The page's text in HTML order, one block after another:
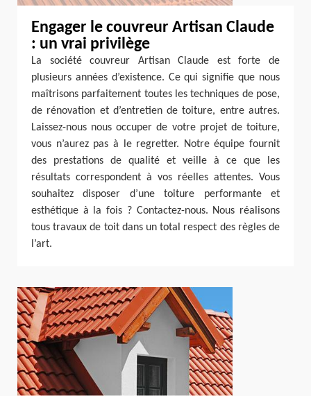
Engager le couvreur Artisan Claude
: un vrai privilège
La société couvreur Artisan Claude est forte de
plusieurs années d’existence. Ce qui signifie que nous
maîtrisons parfaitement toutes les techniques de pose,
de rénovation et d’entretien de toiture, entre autres.
Laissez-nous nous occuper de votre projet de toiture,
vous n’aurez pas à le regretter. Notre équipe fournit
des prestations de qualité et veille à ce que les
résultats correspondent à vos réelles attentes. Vous
souhaitez disposer d’une toiture performante et
esthétique à la fois ? Contactez-nous. Nous réalisons
tous travaux de toit dans un total respect des règles de
l’art.